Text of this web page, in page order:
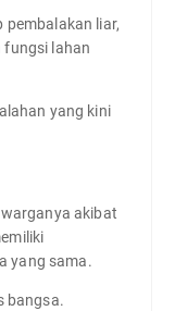
pembalakan liar,
fungsi lahan
yang kini
akibat
yang sama.
bangsa.